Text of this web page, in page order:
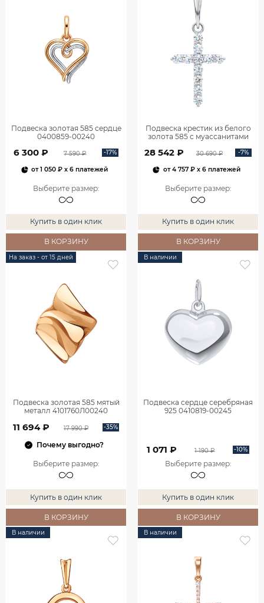
Подвеска золотая 585 сердце
0400859-00240
6 300 ₽ 7 590 ₽ -17%
от1 050 ₽ x 6 платежей
Выберите размер:
Купить в один клик
В КОРЗИНУ
Подвеска крестик из белого
золота 585 с муассанитами
28 542 ₽ 30 690 ₽ -7%
от4 757 ₽x 6 платежей
Выберите размер:
Купить в один клик
В КОРЗИНУ
На заказ - от 15 дней
Подвеска золотая 585 мятый
металл 4101760Л00240
11 694 ₽ 17 990 ₽ -35%
Почему выгодно?
Выберите размер:
Купить в один клик
В КОРЗИНУ
В наличии
Подвеска сердце серебряная
925 0410819-00245
1 071 ₽ 1 190 ₽ -10%
Выберите размер:
Купить в один клик
В КОРЗИНУ
В наличии В наличии